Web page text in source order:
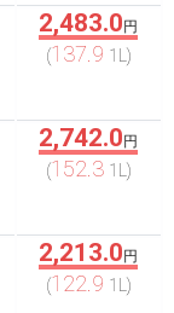
2,483.0 円
(137.9 1L)
2,742.0 円
(152.31L)
2,213.0 円
(122.9 1L)